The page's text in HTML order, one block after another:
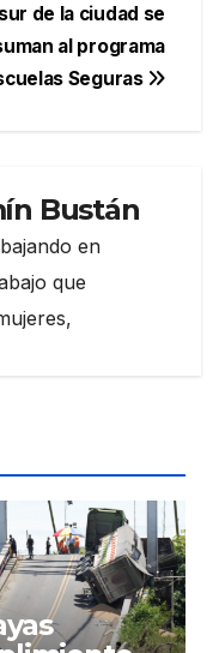
de la ciudad se
al programa
Seguras
Bustán
en
que